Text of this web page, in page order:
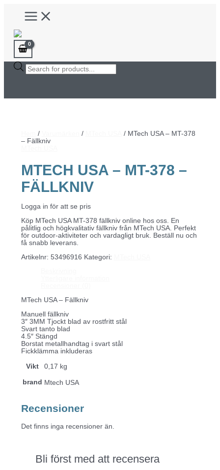
innehåll
Main
Menu
Products
search
/ /
/ MTech USA – MT-378
– Fällkniv
MTECH USA – MT-378 –
FÄLLKNIV
Logga in för att se pris
Köp MTech USA MT-378 fällkniv online hos oss. En
pålitlig och högkvalitativ fällkniv från MTech USA. Perfekt
för outdoor-aktiviteter och vardagligt bruk. Beställ nu och
få snabb leverans.
Artikelnr: 53496916 Kategori:
MTech USA – Fällkniv
Manuell fällkniv
3″ 3MM Tjockt blad av rostfritt stål
Svart tanto blad
4.5″ Stängd
Borstat metallhandtag i svart stål
Fickklämma inkluderas
Vikt 0,17 kg
brand Mtech USA
Recensioner
Det finns inga recensioner än.
Bli först med att recensera